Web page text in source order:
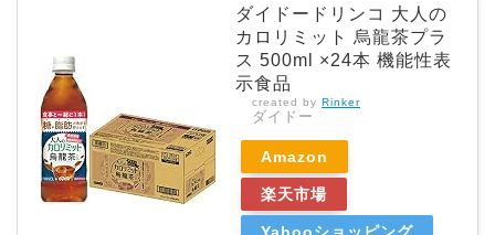
ダイドードリンコ 大人の
カロリミット 烏龍茶プラ
ス 500ml ×24本 機能性表
示食品
created by Rinker
ダイドー
Amazon
楽天市場